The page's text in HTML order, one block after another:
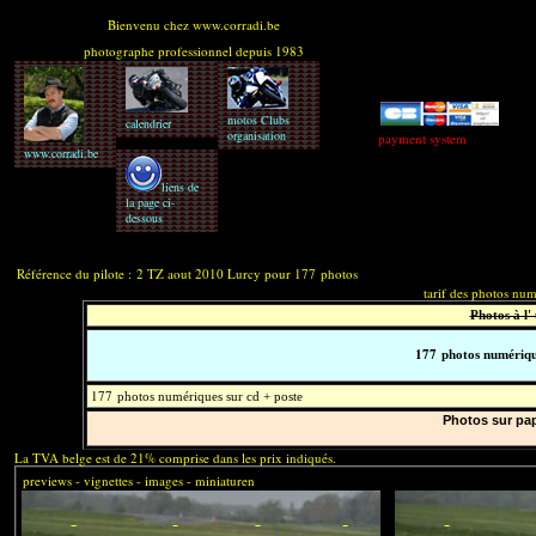
Bienvenu chez www.corradi.be
photographe professionnel depuis 1983
www.corradi.be
calendrier
motos Clubs
organisation
liens de
la page ci-
dessous
payment system
Référence du pilote : 2 TZ aout 2010 Lurcy pour 177 photos
tarif des photos
Photos à l'
177 photos
177 photos numériques sur cd + poste
Photos sur
La TVA belge est de 21% comprise dans les prix indiqués.
previews - vignettes - images - miniaturen